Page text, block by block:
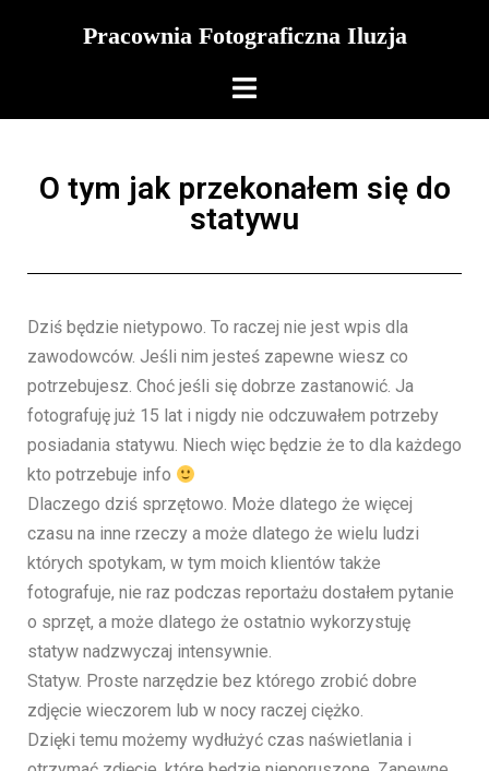
Pracownia Fotograficzna Iluzja
O tym jak przekonałem się do
statywu
Dziś będzie nietypowo. To raczej nie jest wpis dla
zawodowców. Jeśli nim jesteś zapewne wiesz co
potrzebujesz. Choć jeśli się dobrze zastanowić. Ja
fotografuję już 15 lat i nigdy nie odczuwałem potrzeby
posiadania statywu. Niech więc będzie że to dla każdego
kto potrzebuje info
Dlaczego dziś sprzętowo. Może dlatego że więcej
czasu na inne rzeczy a może dlatego że wielu ludzi
których spotykam, w tym moich klientów także
fotografuje, nie raz podczas reportażu dostałem pytanie
o sprzęt, a może dlatego że ostatnio wykorzystuję
statyw nadzwyczaj intensywnie.
Statyw. Proste narzędzie bez którego zrobić dobre
zdjęcie wieczorem lub w nocy raczej ciężko.
Dzięki temu możemy wydłużyć czas naświetlania i